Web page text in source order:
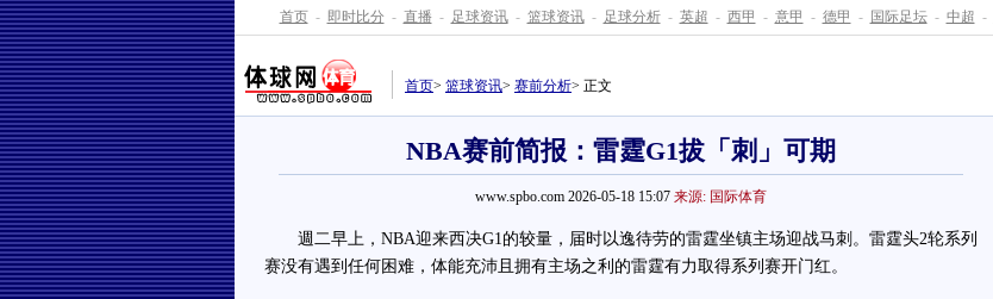
首页 - 即时比分 - 直播 - 足球资讯 - 篮球资讯 - 足球分析 - 英超 - 西甲 - 意甲 - 德甲 - 国际足坛 - 中超 -
首页> 篮球资讯> 赛前分析> 正文
NBA赛前简报：雷霆G1拔「刺」可期
www.spbo.com 2026-05-18 15:07 来源: 国际体育
週二早上，NBA迎来西决G1的较量，届时以逸待劳的雷霆坐镇主场迎战马刺。雷霆头2轮系列
赛没有遇到任何困难，体能充沛且拥有主场之利的雷霆有力取得系列赛开门红。